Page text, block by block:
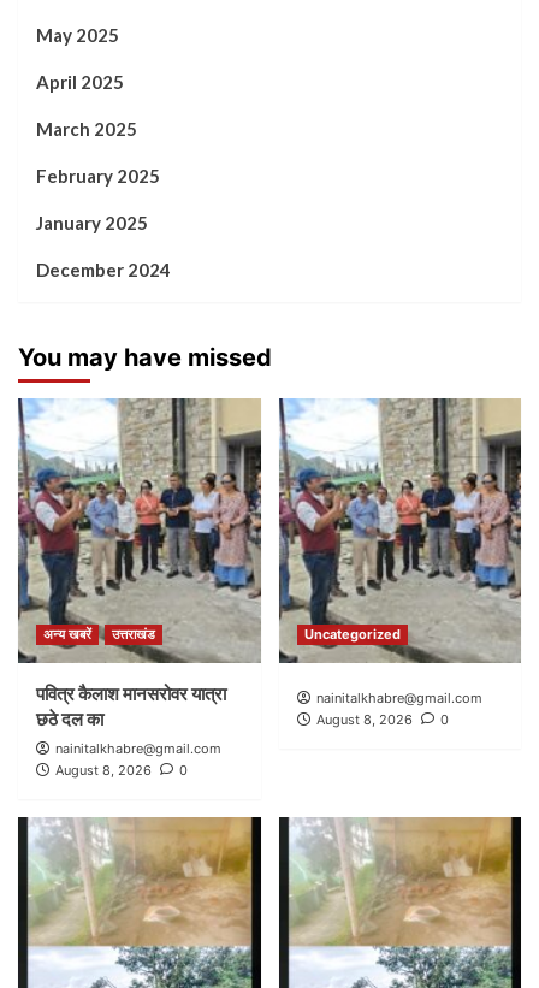
May 2025
April 2025
March 2025
February 2025
January 2025
December 2024
You may have missed
अन्य खबरें उत्तराखंड
पवित्र कैलाश मानसरोवर यात्रा
छठे दल का
nainitalkhabre@gmail.com
August 8, 2026
0
Uncategorized
nainitalkhabre@gmail.com
August 8, 2026
0